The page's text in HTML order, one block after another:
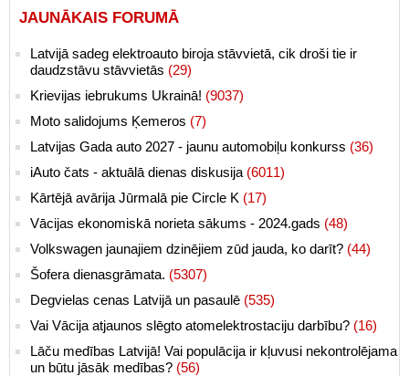
JAUNĀKAIS FORUMĀ
Latvijā sadeg elektroauto biroja stāvvietā, cik droši tie ir
daudzstāvu stāvvietās (29)
Krievijas iebrukums Ukrainā! (9037)
Moto salidojums Ķemeros (7)
Latvijas Gada auto 2027 - jaunu automobiļu konkurss (36)
iAuto čats - aktuālā dienas diskusija (6011)
Kārtējā avārija Jūrmalā pie Circle K (17)
Vācijas ekonomiskā norieta sākums - 2024.gads (48)
Volkswagen jaunajiem dzinējiem zūd jauda, ko darīt? (44)
Šofera dienasgrāmata. (5307)
Degvielas cenas Latvijā un pasaulē (535)
Vai Vācija atjaunos slēgto atomelektrostaciju darbību? (16)
Lāču medības Latvijā! Vai populācija ir kļuvusi nekontrolējama
un būtu jāsāk medības? (56)